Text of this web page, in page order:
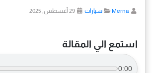
Merna سيارات
استمع الي المقالة
0:00